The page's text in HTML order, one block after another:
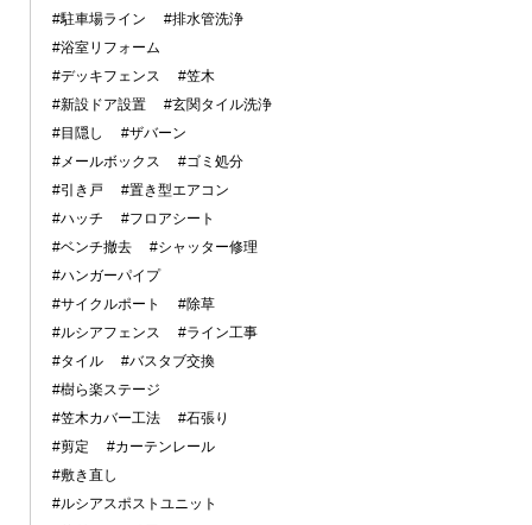
#駐車場ライン
#排水管洗浄
#浴室リフォーム
#デッキフェンス
#笠木
#新設ドア設置
#玄関タイル洗浄
#目隠し
#ザバーン
#メールボックス
#ゴミ処分
#引き戸
#置き型エアコン
#ハッチ
#フロアシート
#ベンチ撤去
#シャッター修理
#ハンガーパイプ
#サイクルポート
#除草
#ルシアフェンス
#ライン工事
#タイル
#バスタブ交換
#樹ら楽ステージ
#笠木カバー工法
#石張り
#剪定
#カーテンレール
#敷き直し
#ルシアスポストユニット